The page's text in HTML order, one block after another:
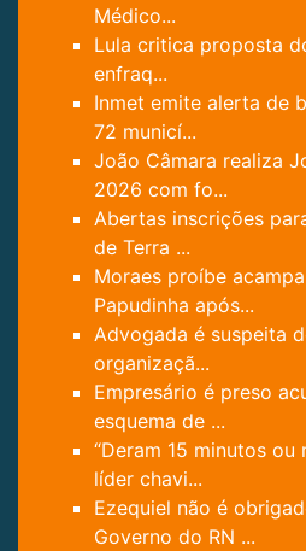
Médico...
Lula critica proposta
enfraq...
Inmet emite alerta de
72 municí...
João Câmara realiza
2026 com fo...
Abertas inscrições
de Terra ...
Moraes proíbe
Papudinha após...
Advogada é suspeita
organizaçã...
Empresário é preso
esquema de ...
“Deram 15 minutos ou
líder chavi...
Ezequiel não é
Governo do RN ...